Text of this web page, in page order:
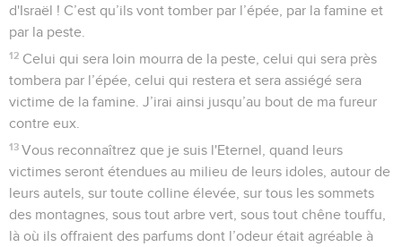
d'Israël ! C’est qu’ils vont tomber par l’épée, par la famine et
par la peste.
12 Celui qui sera loin mourra de la peste, celui qui sera près
tombera par l’épée, celui qui restera et sera assiégé sera
victime de la famine. J’irai ainsi jusqu’au bout de ma fureur
contre eux.
13 Vous reconnaîtrez que je suis l'Eternel, quand leurs
victimes seront étendues au milieu de leurs idoles, autour de
leurs autels, sur toute colline élevée, sur tous les sommets
des montagnes, sous tout arbre vert, sous tout chêne touffu,
là où ils offraient des parfums dont l’odeur était agréable à